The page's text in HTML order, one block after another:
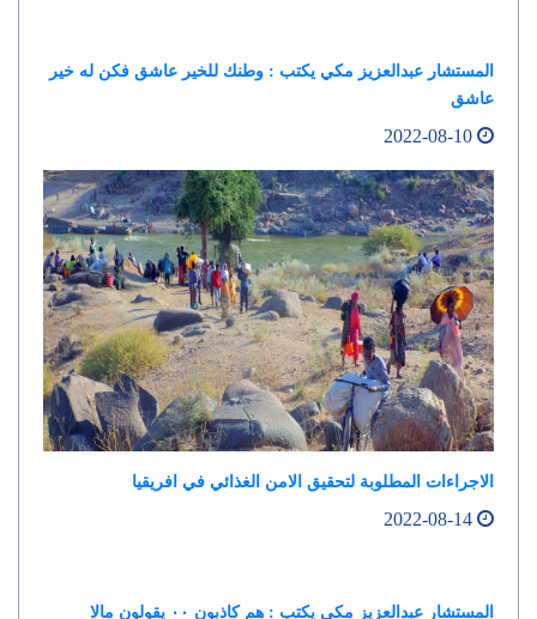
المستشار عبدالعزيز مكي يكتب : وطنك للخير عاشق فكن له خير
عاشق
الاجراءات المطلوبة لتحقيق الامن الغذائي في افريقيا
المستشار عبدالعزيز مكي يكتب : هم كاذبون ٠٠ يقولون مالا